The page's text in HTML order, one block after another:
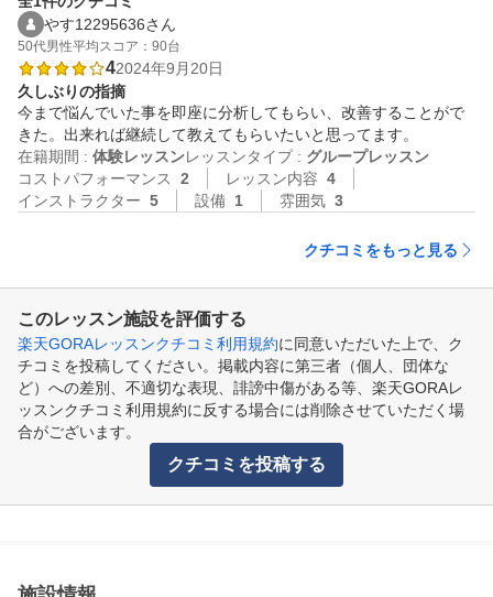
やす12295636さん
50代男性平均スコア：90台
42024年9月20日
久しぶりの指摘
今まで悩んでいた事を即座に分析してもらい、改善することがで
きた。出来れば継続して教えてもらいたいと思ってます。
在籍期間 : 体験レッスンレッスンタイプ : グループレッスン
コストパフォーマンス
2 レッスン内容 4
インストラクター 5 設備 1 雰囲気 3
クチコミをもっと見る
このレッスン施設を評価する
楽天GORAレッスンクチコミ利用規約に同意いただいた上で、ク
チコミを投稿してください。掲載内容に第三者（個人、団体な
ど）への差別、不適切な表現、誹謗中傷がある等、楽天GORAレ
ッスンクチコミ利用規約に反する場合には削除させていただく場
合がございます。
クチコミを投稿する